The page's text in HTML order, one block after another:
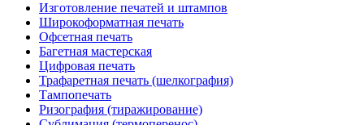
Изготовление печатей и штампов
Широкоформатная печать
Офсетная печать
Багетная мастерская
Цифровая печать
Трафаретная печать (шелкография)
Тампопечать
Ризография (тиражирование)